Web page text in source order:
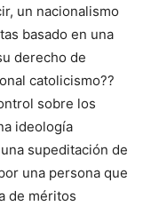
un nacionalismo
basado en una
derecho de
catolicismo??
sobre los
ideología
supeditación de
una persona que
de méritos